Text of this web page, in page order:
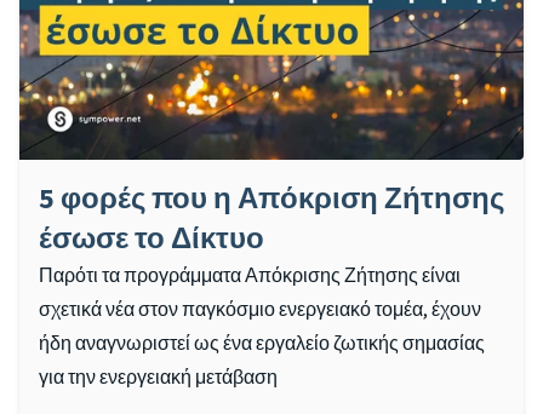
5 φορές που η Απόκριση Ζήτησης
έσωσε το Δίκτυο
Παρότι τα προγράμματα Απόκρισης Ζήτησης είναι
σχετικά νέα στον παγκόσμιο ενεργειακό τομέα, έχουν
ήδη αναγνωριστεί ως ένα εργαλείο ζωτικής σημασίας
για την ενεργειακή μετάβαση